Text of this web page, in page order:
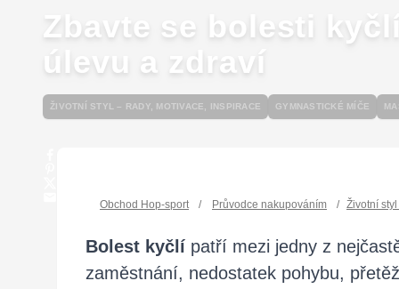
Zbavte se bolesti
úlevu a zdraví
ŽIVOTNÍ STYL – RADY, MOTIVACE, INSPIRACE GYMNASTICKÉ MÍČE
Obchod Hop-sport / Průvodce nakupováním / Životní
Bolest kyčlí patří mezi jedny z
zaměstnání, nedostatek pohybu,